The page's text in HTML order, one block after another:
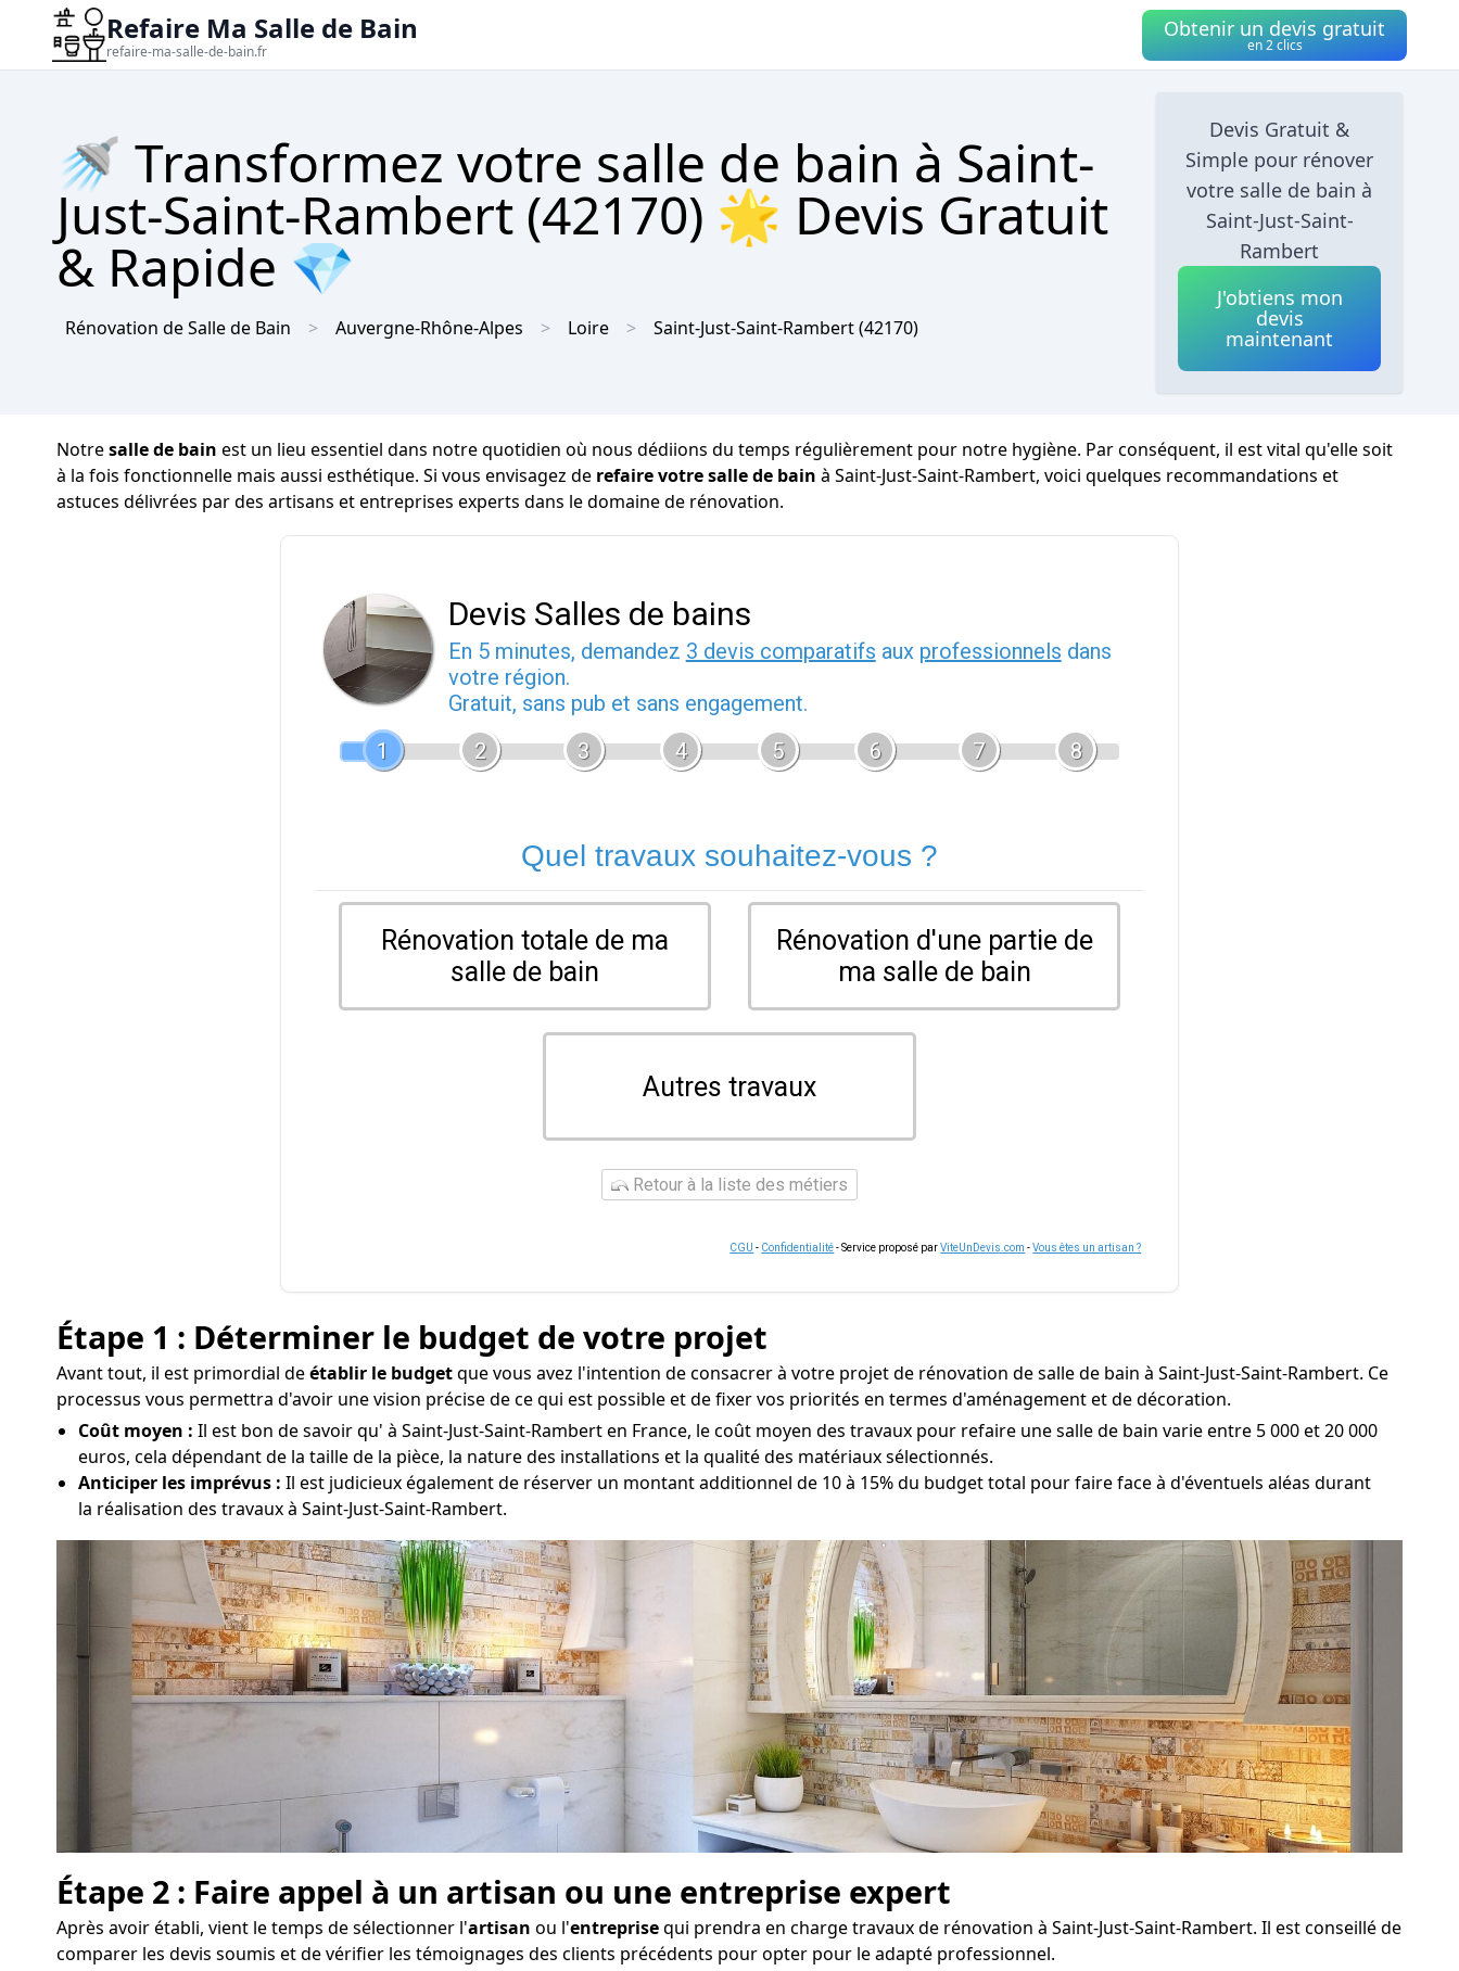
Refaire Ma Salle de Bain
refaire-ma-salle-de-bain.fr
Obtenir un devis gratuit
en 2 clics
🚿 Transformez votre salle de bain à Saint-
Just-Saint-Rambert (42170) 🌟 Devis Gratuit
& Rapide 💎
Rénovation de Salle de Bain Auvergne-Rhône-Alpes Loire Saint-Just-Saint-Rambert(42170)
Devis Gratuit &
Simple pour rénover
votre salle de bain à
Saint-Just-Saint-
Rambert
J'obtiens mon
devis
maintenant
Notresalle de bain est un lieu essentiel dans notre quotidien où nous dédiions du temps régulièrement pour notre hygiène. Par conséquent, il est vital qu'elle soit
à la fois fonctionnelle mais aussi esthétique. Si vous envisagez de refaire votre salle de bain à Saint-Just-Saint-Rambert, voici quelques recommandations et
astuces délivrées par des artisans et entreprises experts dans le domaine de rénovation.
Devis Salles de bains
En 5 minutes, demandez 3 devis comparatifs aux professionnels dans
votre région.
Gratuit, sans pub et sans engagement.
1
2 3 4 5 6 7 8
Quel travaux souhaitez-vous ?
Rénovation totale de ma
salle de bain
Rénovation d'une partie de
ma salle de bain
Autres travaux
Retour à la liste des métiers
CGU - Confidentialité- Service proposé parViteUnDevis.com -Vous êtes un artisan ?
Étape 1 : Déterminer le budget de votre projet
Avant tout, il est primordial deétablir le budgetque vous avez l'intention de consacrer à votre projet de rénovation de salle de bain à Saint-Just-Saint-Rambert. Ce
processus vous permettra d'avoir une vision précise de ce qui est possible et de fixer vos priorités en termes d'aménagement et de décoration.
Coût moyen : Il est bon de savoir qu' à Saint-Just-Saint-Rambert en France, le coût moyen des travaux pour refaire une salle de bain varie entre 5 000 et 20 000
euros, cela dépendant de la taille de la pièce, la nature des installations et la qualité des matériaux sélectionnés.
Anticiper les imprévus : Il est judicieux également de réserver un montant additionnel de 10 à 15% du budget total pour faire face à d'éventuels aléas durant
la réalisation des travaux à Saint-Just-Saint-Rambert.
Étape 2 : Faire appel à un artisan ou une entreprise expert
Après avoir établi, vient le temps de sélectionner l'artisan ou l'entreprisequi prendra en charge travaux de rénovation à Saint-Just-Saint-Rambert. Il est conseillé de
comparer les devis soumis et de vérifier les témoignages des clients précédents pour opter pour le adapté professionnel.